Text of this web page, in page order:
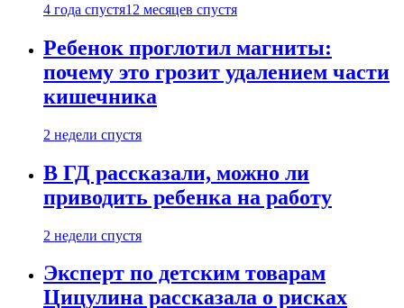
4 года спустя12 месяцев спустя
Ребенок проглотил магниты:
почему это грозит удалением части
кишечника
2 недели спустя
В ГД рассказали, можно ли
приводить ребенка на работу
2 недели спустя
Эксперт по детским товарам
Цицулина рассказала о рисках